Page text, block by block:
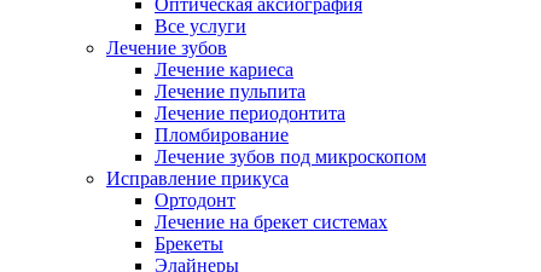
Оптическая аксиография
Все услуги
Лечение зубов
Лечение кариеса
Лечение пульпита
Лечение периодонтита
Пломбирование
Лечение зубов под микроскопом
Исправление прикуса
Ортодонт
Лечение на брекет системах
Брекеты
Элайнеры